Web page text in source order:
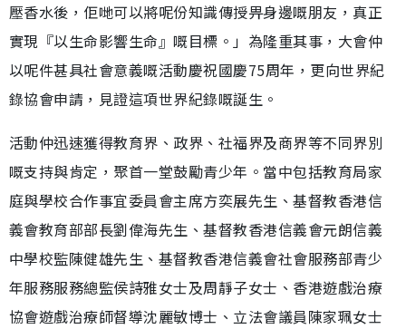
壓香水後，佢哋可以將呢份知識傳授畀身邊嘅朋友，真正
實現『以生命影響生命』嘅目標。」為隆重其事，大會仲
以呢件甚具社會意義嘅活動慶祝國慶75周年，更向世界紀
錄協會申請，見證這項世界紀錄嘅誕生。
活動仲迅速獲得教育界、政界、社福界及商界等不同界別
嘅支持與肯定，聚首一堂鼓勵青少年。當中包括教育局家
庭與學校合作事宜委員會主席方奕展先生、基督教香港信
義會教育部部長劉偉海先生、基督教香港信義會元朗信義
中學校監陳健雄先生、基督教香港信義會社會服務部青少
年服務服務總監侯詩雅女士及周靜子女士、香港遊戲治療
協會遊戲治療師督導沈麗敏博士、立法會議員陳家珮女士